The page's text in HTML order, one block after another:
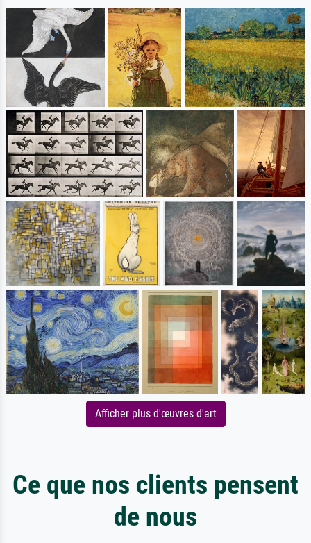
Afficher plus d'œuvres d'art
Ce que nos clients pensent
de nous